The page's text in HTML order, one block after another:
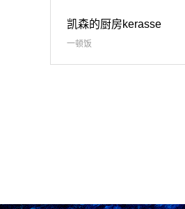
凯森的厨房kerasse
一顿饭